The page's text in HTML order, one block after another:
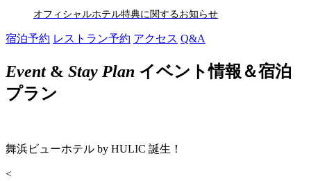
オフィシャルホテル特典に関するお知らせ
宿泊予約 レストラン予約 アクセス Q&A
Event& Stay Plan イベント情報＆宿泊
プラン
舞浜ビューホテル by HULIC 誕生！
<